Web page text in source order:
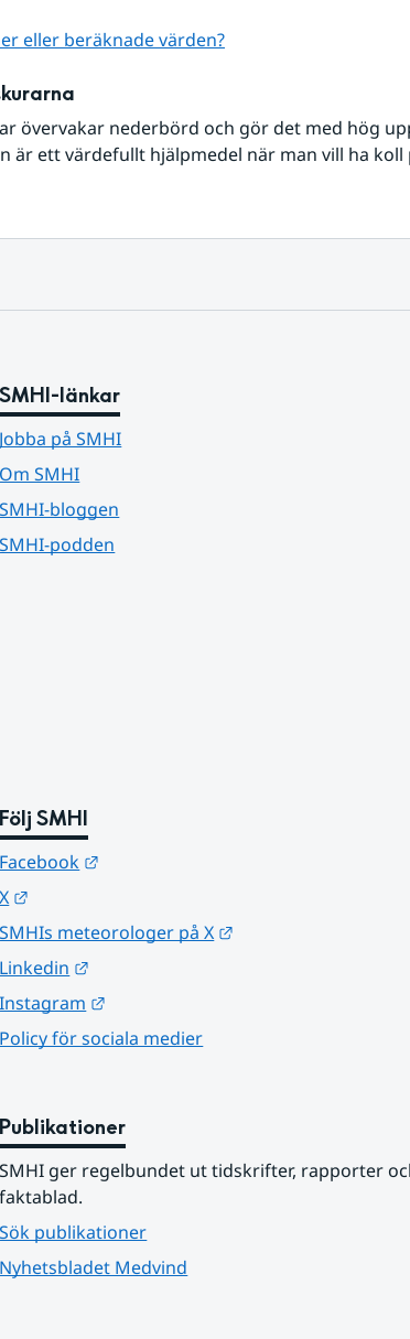
eller beräknade värden?
övervakar nederbörd och gör det med hög
är ett värdefullt hjälpmedel när man vill ha koll
SMHI-länkar
Jobba på SMHI
Om SMHI
SMHI-bloggen
SMHI-podden
Följ SMHI
Facebook
X
SMHIs meteorologer på X
Linkedin
Instagram
Policy för sociala medier
Publikationer
SMHI ger regelbundet ut tidskrifter, rapporter
faktablad.
Sök publikationer
Nyhetsbladet Medvind